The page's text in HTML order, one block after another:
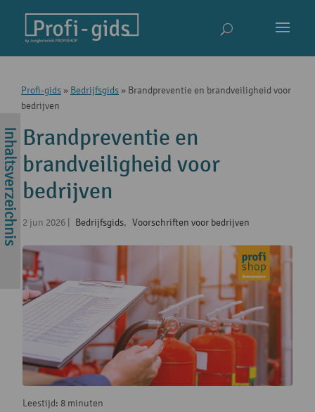
Profi-gids » Bedrijfsgids » Brandpreventie en brandveiligheid voor
bedrijven
Brandpreventie en
brandveiligheid voor
bedrijven
2 jun 2026 Bedrijfsgids, Voorschriften voor bedrijven
Leestijd: 8 minuten